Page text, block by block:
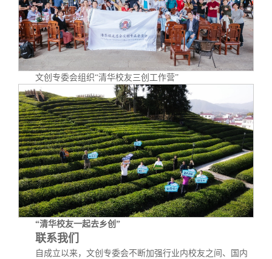
文创专委会组织“清华校友三创工作营”
“清华校友一起去乡创”
联系我们
自成立以来，文创专委会不断加强行业内校友之间、国内